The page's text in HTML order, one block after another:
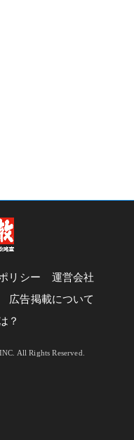
リシー
運営会社
広告掲載について
？
All Rights Reserved.